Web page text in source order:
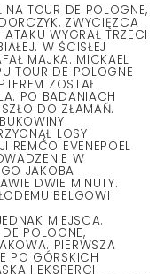
TOUR DE POLOGNE,
ZWYCIĘZCA
WYGRAŁ TRZECI
W ŚCISŁEJ
MAJKA. MICKAEL
TOUR DE POLOGNE
ZOSTAŁ
PO BADANIACH
DO ZŁAMAŃ.
LOSY
REMCO EVENEPOEL
W
JAKOBA
DWIE MINUTY.
BELGOWI
MIEJSCA.
POLOGNE,
PIERWSZA
PO GÓRSKICH
I EKSPERCI